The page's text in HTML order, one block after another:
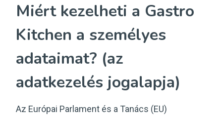
Miért kezelheti a Gastro
Kitchen a személyes
adataimat? (az
adatkezelés jogalapja)
Az Európai Parlament és a Tanács (EU)